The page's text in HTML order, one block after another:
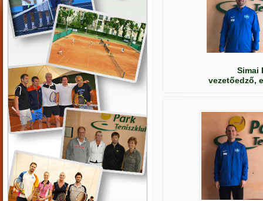
Simai
vezetőedző,